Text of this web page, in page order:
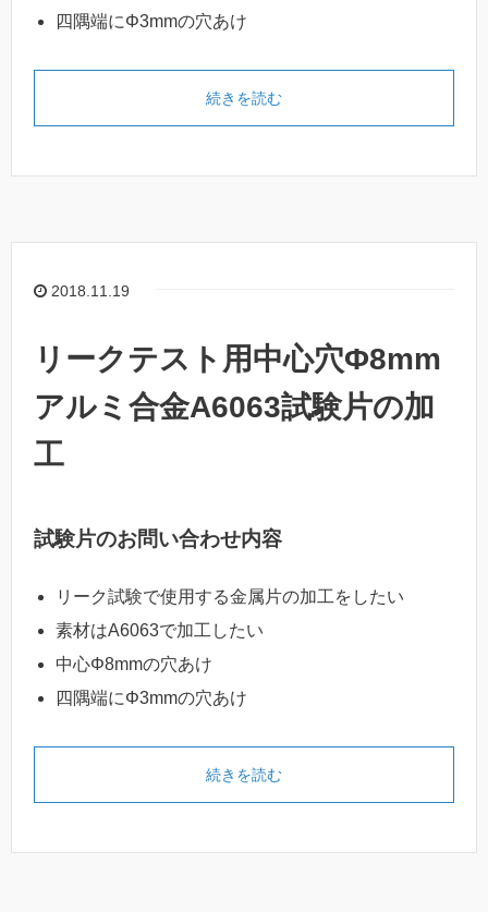
四隅端にΦ3mmの穴あけ
続きを読む
2018.11.19
リークテスト用中心穴Φ8mm
アルミ合金A6063試験片の加
工
試験片のお問い合わせ内容
リーク試験で使用する金属片の加工をしたい
素材はA6063で加工したい
中心Φ8mmの穴あけ
四隅端にΦ3mmの穴あけ
続きを読む